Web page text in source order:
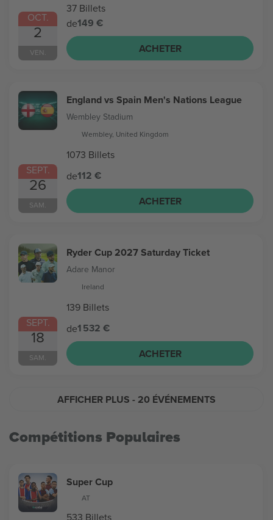
OCT.
2
VEN.
37 Billets
de149 €
ACHETER
SEPT.
26
SAM.
England vs Spain Men's Nations League
Wembley Stadium
Wembley, United Kingdom
1073 Billets
de112 €
ACHETER
SEPT.
18
SAM.
Ryder Cup 2027 Saturday Ticket
Adare Manor
Ireland
139 Billets
de1 532 €
ACHETER
AFFICHER PLUS - 20 ÉVÉNEMENTS
Compétitions Populaires
Super Cup
AT
533 Billets